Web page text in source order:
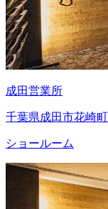
成田営業所
千葉県成田市花崎
ショールーム